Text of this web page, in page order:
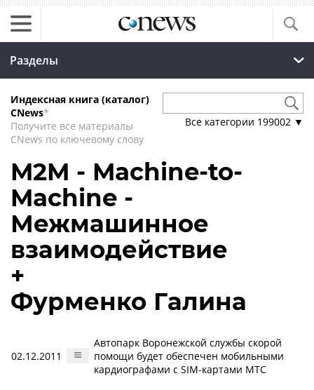
Разделы
Индексная книга (каталог)
CNews*
Получите все материалы
CNews по ключевому слову
Все категории 199002 ▼
M2M - Machine-to-
Machine -
Межмашинное
взаимодействие
+
Фурменко Галина
02.12.2011
Автопарк Воронежской службы скорой
помощи будет обеспечен мобильными
кардиографами с SIM-картами МТС